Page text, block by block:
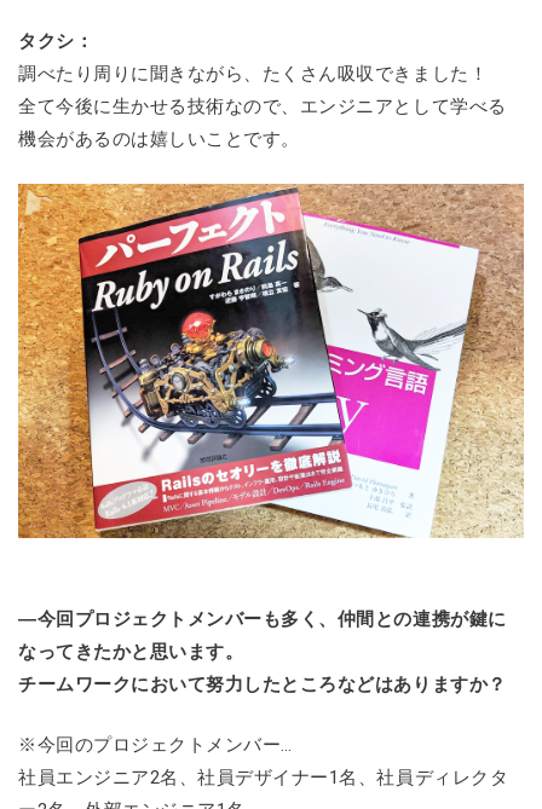
タクシ：
調べたり周りに聞きながら、たくさん吸収できました！
全て今後に生かせる技術なので、エンジニアとして学べる
機会があるのは嬉しいことです。
―今回プロジェクトメンバーも多く、仲間との連携が鍵に
なってきたかと思います。
チームワークにおいて努力したところなどはありますか？
※今回のプロジェクトメンバー…
社員エンジニア2名、社員デザイナー1名、社員ディレクタ